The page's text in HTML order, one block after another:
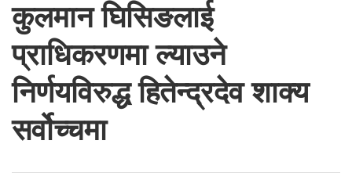
कुलमान घिसिङलाई
प्राधिकरणमा ल्याउने
निर्णयविरुद्ध हितेन्द्रदेव शाक्य
सर्वोच्चमा